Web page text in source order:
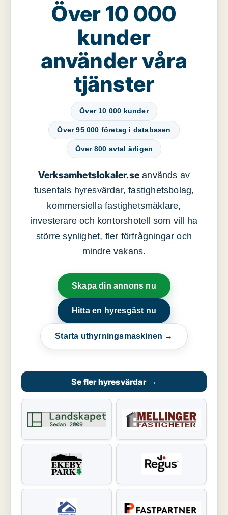
Över 10 000
kunder
använder våra
tjänster
Över 10 000 kunder
Över 95 000 företag i databasen
Över 800 avtal årligen
Verksamhetslokaler.se används av
tusentals hyresvärdar, fastighetsbolag,
kommersiella fastighetsmäklare,
investerare och kontorshotell som vill ha
större synlighet, fler förfrågningar och
mindre vakans.
Skapa din annons nu
Hitta en hyresgäst nu
Starta uthyrningsmaskinen →
Se fler hyresvärdar →